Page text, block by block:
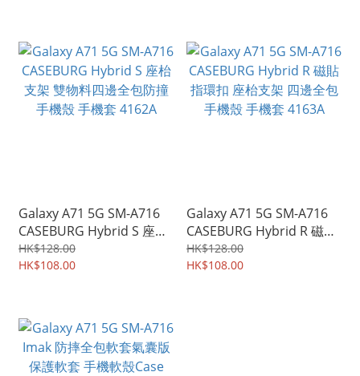
Galaxy A71 5G SM-A716
CASEBURG Hybrid S 座枱
支架 雙物料四邊全包防撞
手機殼 手機套 4162A
HK$128.00
HK$108.00
Galaxy A71 5G SM-A716
CASEBURG Hybrid R 磁貼
指環扣 座枱支架 四邊全包
手機殼 手機套 4163A
HK$128.00
HK$108.00